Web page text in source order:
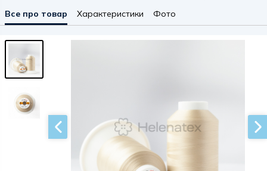
Все про товар Характеристики Фото